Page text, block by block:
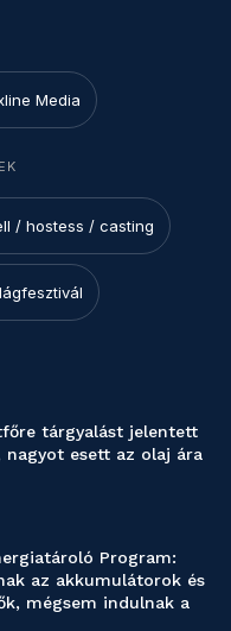
Media
/ hostess / casting
tárgyalást jelentett
nagyot esett az olaj ára
Program:
az akkumulátorok és
mégsem indulnak a